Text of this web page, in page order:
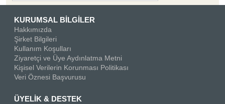
KURUMSAL BİLGİLER
Hakkımızda
Şirket Bilgileri
Kullanım Koşulları
Ziyaretçi ve Üye Aydınlatma Metni
Kişisel Verilerin Korunması Politikası
Veri Öznesi Başvurusu
ÜYELİK & DESTEK